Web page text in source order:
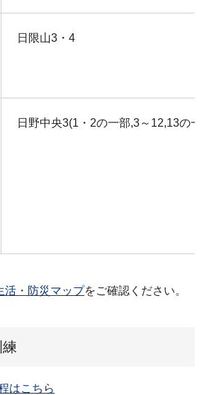
日限山3・4
日野中央3(1・2の一部,3～12,13の
活・防災マップをご確認ください。
はこちら